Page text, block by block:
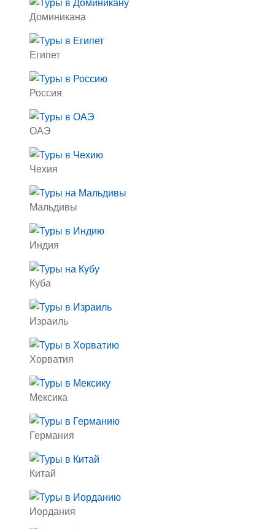
Доминикана
Египет
Россия
ОАЭ
Чехия
Мальдивы
Индия
Куба
Израиль
Хорватия
Мексика
Германия
Китай
Иордания